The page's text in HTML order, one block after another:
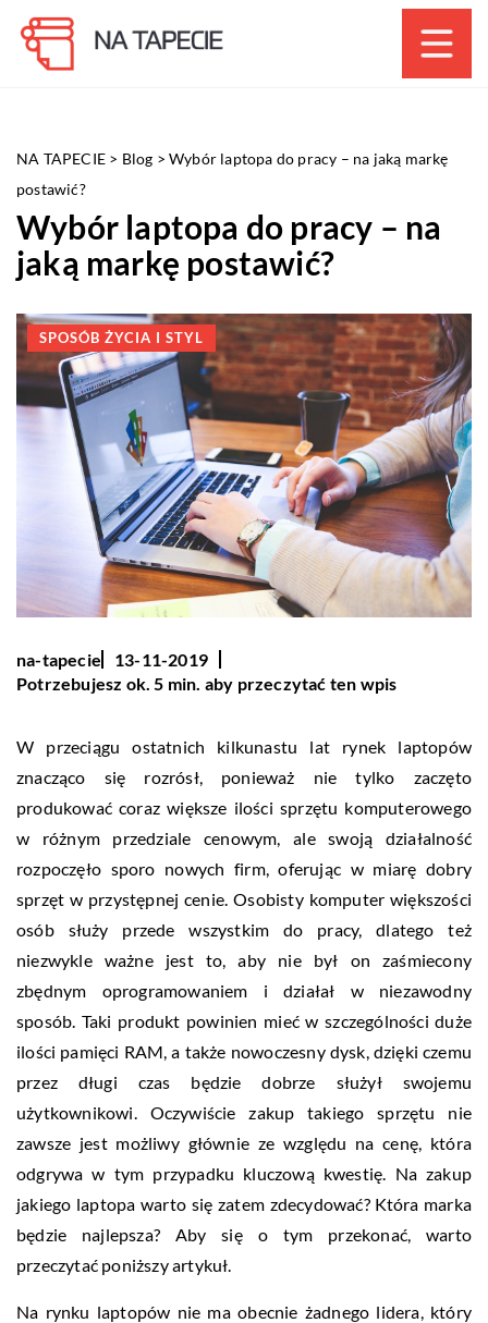
NA TAPECIE > Blog >Wybór laptopa do pracy – na jaką markę
postawić?
Wybór laptopa do pracy – na
jaką markę postawić?
SPOSÓB ŻYCIA I STYL
na-tapecie
13-11-2019
Potrzebujesz ok. 5 min. aby przeczytać ten wpis
W przeciągu ostatnich kilkunastu lat rynek laptopów
znacząco się rozrósł, ponieważ nie tylko zaczęto
produkować coraz większe ilości sprzętu komputerowego
w różnym przedziale cenowym, ale swoją działalność
rozpoczęło sporo nowych firm, oferując w miarę dobry
sprzęt w przystępnej cenie. Osobisty komputer większości
osób służy przede wszystkim do pracy, dlatego też
niezwykle ważne jest to, aby nie był on zaśmiecony
zbędnym oprogramowaniem i działał w niezawodny
sposób. Taki produkt powinien mieć w szczególności duże
ilości pamięci RAM, a także nowoczesny dysk, dzięki czemu
przez długi czas będzie dobrze służył swojemu
użytkownikowi. Oczywiście zakup takiego sprzętu nie
zawsze jest możliwy głównie ze względu na cenę, która
odgrywa w tym przypadku kluczową kwestię. Na zakup
jakiego laptopa warto się zatem zdecydować? Która marka
będzie najlepsza? Aby się o tym przekonać, warto
przeczytać poniższy artykuł.
Na rynku laptopów nie ma obecnie żadnego lidera, który